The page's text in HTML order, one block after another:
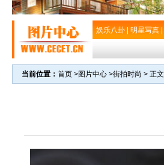
娱乐八卦 明星写真
当前位置： 首页 >图片中心 >街拍时尚 > 正文